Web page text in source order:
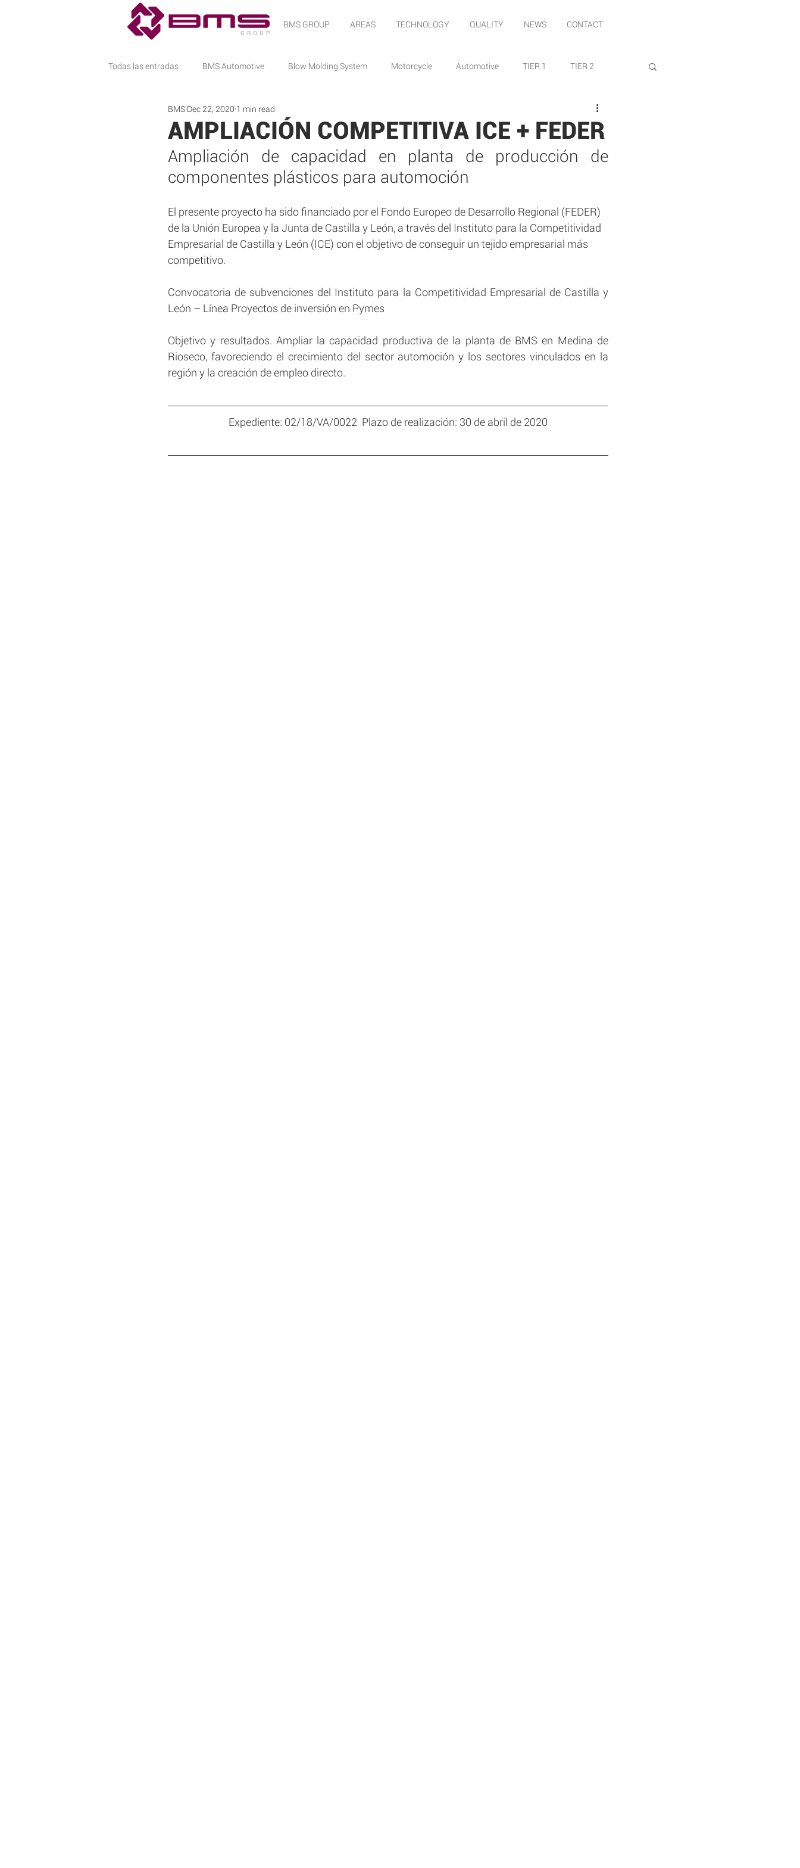
G R O U P
BMS GROUP AREAS TECHNOLOGY QUALITY NEWS CONTACT
Todas las entradas BMS Automotive Blow Molding System Motorcycle Automotive TIER 1 TIER 2
INSIDE BMS
AMPLIACIÓN COMPETITIVA ICE + FEDER
BMS Dec 22, 2020 1 min read
Ampliación de capacidad en planta de producción de
componentes plásticos para automoción
El presente proyecto ha sido financiado por el Fondo Europeo de Desarrollo Regional (FEDER)
de la Unión Europea y la Junta de Castilla y León, a través del Instituto para la Competitividad
Empresarial de Castilla y León (ICE) con el objetivo de conseguir un tejido empresarial más
competitivo.
Convocatoria de subvenciones del Instituto para la Competitividad Empresarial de Castilla y
León – Línea Proyectos de inversión en Pymes
Objetivo y resultados. Ampliar la capacidad productiva de la planta de BMS en Medina de
Rioseco, favoreciendo el crecimiento del sector automoción y los sectores vinculados en la
región y la creación de empleo directo.
Expediente: 02/18/VA/0022  Plazo de realización: 30 de abril de 2020